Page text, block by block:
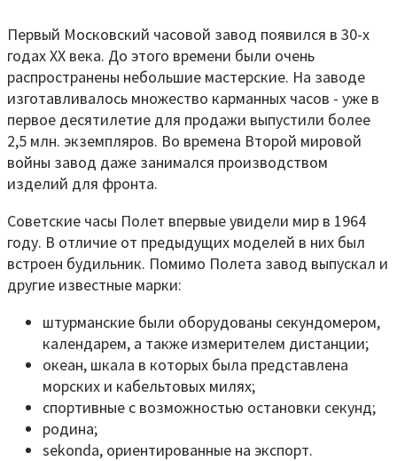
Первый Московский часовой завод появился в 30-х
годах ХХ века. До этого времени были очень
распространены небольшие мастерские. На заводе
изготавливалось множество карманных часов - уже в
первое десятилетие для продажи выпустили более
2,5 млн. экземпляров. Во времена Второй мировой
войны завод даже занимался производством
изделий для фронта.
Советские часы Полет впервые увидели мир в 1964
году. В отличие от предыдущих моделей в них был
встроен будильник. Помимо Полета завод выпускал и
другие известные марки:
штурманские были оборудованы секундомером,
календарем, а также измерителем дистанции;
океан, шкала в которых была представлена
морских и кабельтовых милях;
спортивные с возможностью остановки секунд;
родина;
sekonda, ориентированные на экспорт.